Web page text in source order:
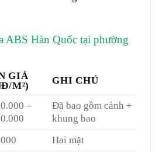
ABS Hàn Quốc tại phường
GIÁ
M²)
GHI CHÚ
–
Đã bao gồm cánh +
khung bao
Hai mặt